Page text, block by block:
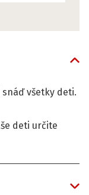
všetky deti.
deti určite